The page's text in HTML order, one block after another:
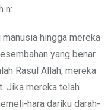
n:
manusia hingga mereka
yang benar
Rasul Allah, mereka
Jika mereka telah
hara dariku darah-